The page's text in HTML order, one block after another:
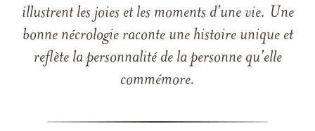
illustrent les joies et les moments d'une vie. Une
bonne nécrologie raconte une histoire unique et
reflète la personnalité de la personne qu'elle
commémore.